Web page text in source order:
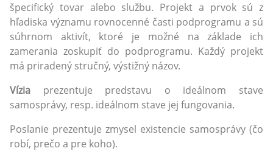
špecifický tovar alebo službu. Projekt a prvok sú z
hľadiska významu rovnocenné časti podprogramu a sú
súhrnom aktivít, ktoré je možné na základe ich
zamerania zoskupiť do podprogramu. Každý projekt
má priradený stručný, výstižný názov.
Vízia prezentuje predstavu o ideálnom stave
samosprávy, resp. ideálnom stave jej fungovania.
Poslanie prezentuje zmysel existencie samosprávy (čo
robí, prečo a pre koho).